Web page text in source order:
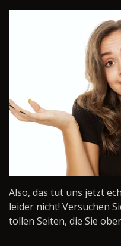
Also, das tut uns jetzt
leider nicht! Versuchen
tollen Seiten, die Sie